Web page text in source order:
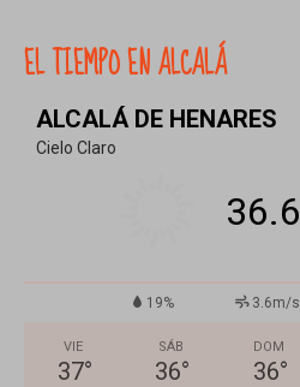
EL TIEMPO EN ALCALÁ
ALCALÁ DE HENARES
Cielo Claro
36.6
19% 3.6m/s
VIE
37°
SÁB
36°
DOM
36°